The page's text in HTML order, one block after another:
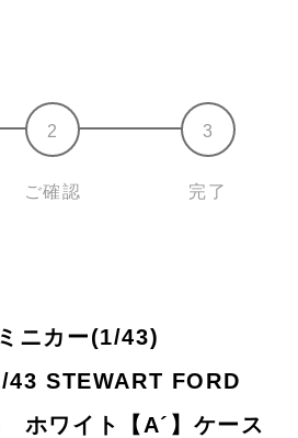
ご確認 完了
ニカー(1/43)
STEWART FORD
ワイト【A´】ケース